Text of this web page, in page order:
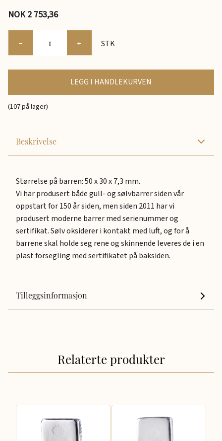
NOK 2 753,36
− + STK
LEGG I HANDLEKURVEN
(107 på lager)
Beskrivelse
Størrelse på barren: 50 x 30 x 7,3 mm.
Vi har produsert både gull- og sølvbarrer siden vår
oppstart for 150 år siden, men siden 2011 har vi
produsert moderne barrer med serienummer og
sertifikat. Sølv oksiderer i kontakt med luft, og for å
barrene skal holde seg rene og skinnende leveres de i en
plast forsegling med sertifikatet på baksiden.
Tilleggsinformasjon
Relaterte produkter